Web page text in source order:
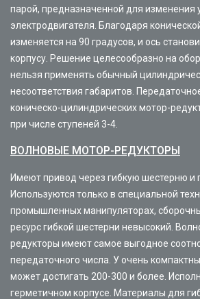
парой, предназначенной для изменения
электродвигателя. Благодаря
изменяется на 90 градусов, и ось
корпусу. Решение целесообразно на
нельзя применять обычный
несоответствия габаритов.
коническо-цилиндрических мотор-
при числе ступеней 3-4.
ВОЛНОВЫЕ МОТОР-РЕДУКТОРЫ
Имеют привод через гибкую шестерню и
Используются только в специальной
промышленных манипуляторах,
ресурс гибкой шестерни невысокий.
редукторы имеют самое выгодное
передаточного числа. У очень
может достигать 200-300 и более.
герметичном корпусе. Материалы для